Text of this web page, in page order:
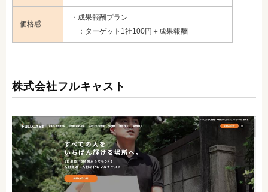
価格感
・成果報酬プラン
：ターゲット1社100円＋成果報酬
株式会社フルキャスト